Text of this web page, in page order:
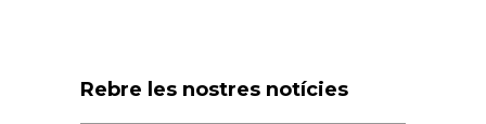
Rebre les nostres notícies